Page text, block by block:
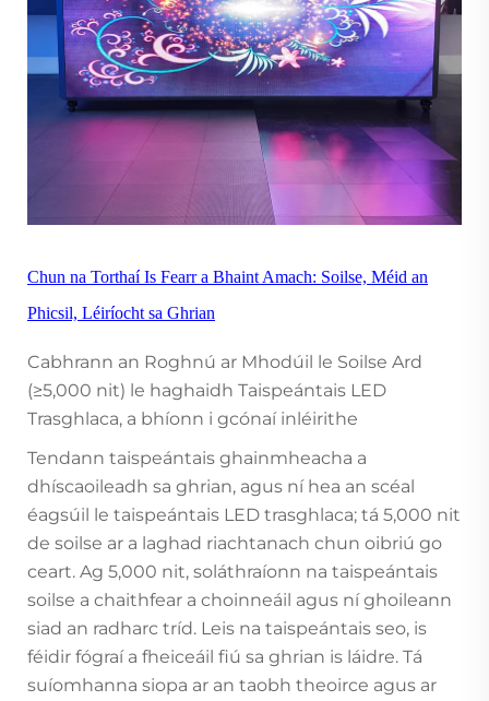
Chun na Torthaí Is Fearr a Bhaint Amach: Soilse, Méid an
Phicsil, Léiríocht sa Ghrian
Cabhrann an Roghnú ar Mhodúil le Soilse Ard
(≥5,000 nit) le haghaidh Taispeántais LED
Trasghlaca, a bhíonn i gcónaí inléirithe
Tendann taispeántais ghainmheacha a
dhíscaoileadh sa ghrian, agus ní hea an scéal
éagsúil le taispeántais LED trasghlaca; tá 5,000 nit
de soilse ar a laghad riachtanach chun oibriú go
ceart. Ag 5,000 nit, soláthraíonn na taispeántais
soilse a chaithfear a choinneáil agus ní ghoileann
siad an radharc tríd. Leis na taispeántais seo, is
féidir fógraí a fheiceáil fiú sa ghrian is láidre. Tá
suíomhanna siopa ar an taobh theoirce agus ar